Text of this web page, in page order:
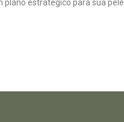
estratégico para sua pele.